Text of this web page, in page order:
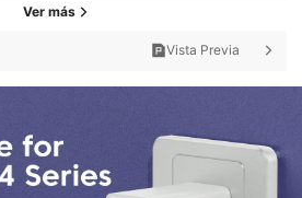
Ver más
Vista Previa